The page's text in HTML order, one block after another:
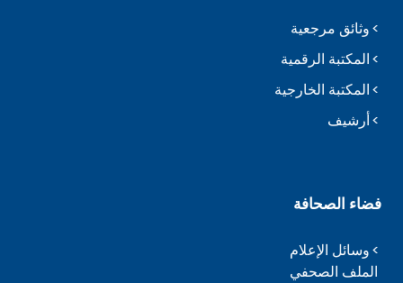
وثائق مرجعية
المكتبة الرقمية
المكتبة الخارجية
أرشيف
فضاء الصحافة
وسائل الإعلام
الملف الصحفي